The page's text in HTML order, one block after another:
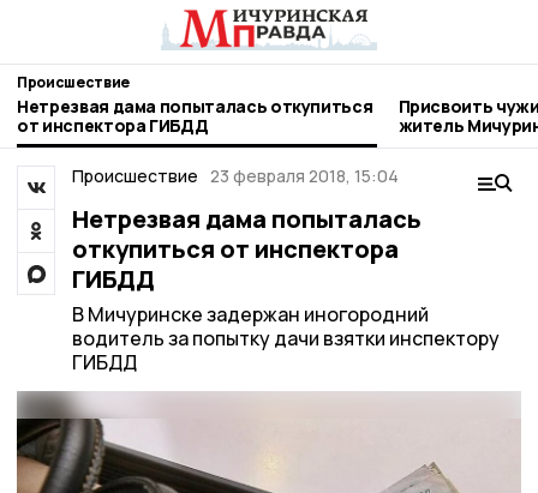
Происшествие
Нетрезвая дама попыталась откупиться
от инспектора ГИБДД
Присвоить
житель
Происшествие 23 февраля 2018, 15:04
Нетрезвая дама попыталась
откупиться от инспектора
ГИБДД
В Мичуринске задержан иногородний
водитель за попытку дачи взятки инспектору
ГИБДД